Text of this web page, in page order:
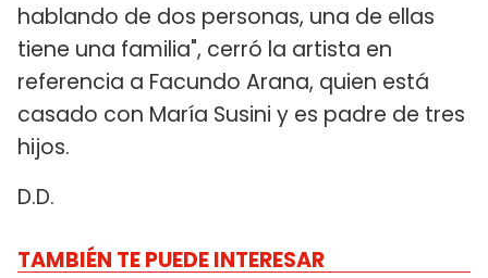
hablando de dos personas, una de ellas
tiene una familia", cerró la artista en
referencia a Facundo Arana, quien está
casado con María Susini y es padre de tres
hijos.
D.D.
TAMBIÉN TE PUEDE INTERESAR